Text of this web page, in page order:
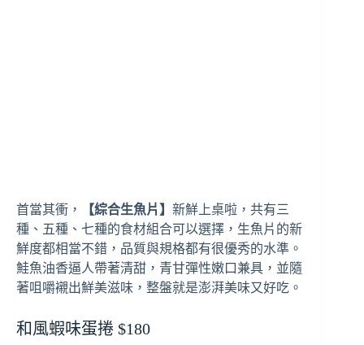
首當其衝， 【綜合生魚片】 新鮮上桌啦，共有三
種、五種、七種的食材組合可以選擇，生魚片的新
鮮度都相當不錯，品質與規格都有很優秀的水準。
鮭魚油香逼人帶著清甜，青甘彈性嫩口兼具，並隨
著咀嚼襯出鮮美滋味，整盤就是澎湃美味又好吃。
和風蝦味蛋捲 $180